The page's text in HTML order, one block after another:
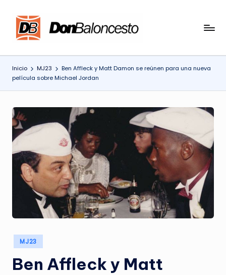
Saltar
Inicio MJ23
Ben Affleck y Matt Damon se reúnen para una nueva
película sobre Michael Jordan
Publicado
en
MJ23
Ben Affleck y Matt